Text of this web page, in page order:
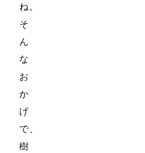
ね。
そ
ん
な
お
か
げ
で、
樹